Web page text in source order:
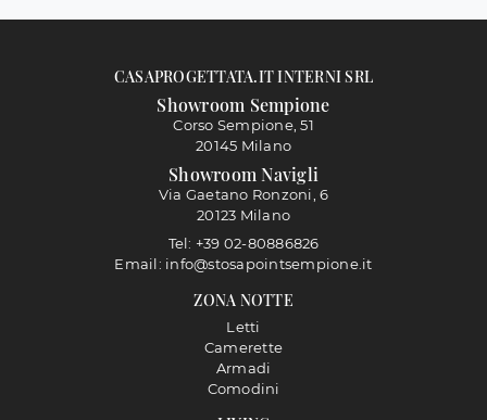
ZONA NOTTE
Letti
Camerette
Armadi
Comodini
CASAPROGETTATA.IT INTERNI SRL
Showroom Sempione
Corso Sempione, 51
20145 Milano
Showroom Navigli
Via Gaetano Ronzoni, 6
20123 Milano
Tel: +39 02-80886826
Email: info@stosapointsempione.it